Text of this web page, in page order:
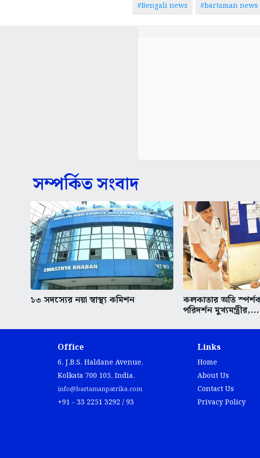
#Bengali news #bartaman news
সম্পর্কিত সংবাদ
১৩ সদস্যের নয়া স্বাস্থ্য কমিশন কলকাতার অতি
পরিদর্শন মুখ্যমন্ত্রীর,...
Office
6, J.B.S. Haldane Avenue,
Kolkata 700 105, India.
info@bartamanpatrika.com
+91 - 33 2251 3292 / 93
Links
Home
About Us
Contact Us
Privacy Policy